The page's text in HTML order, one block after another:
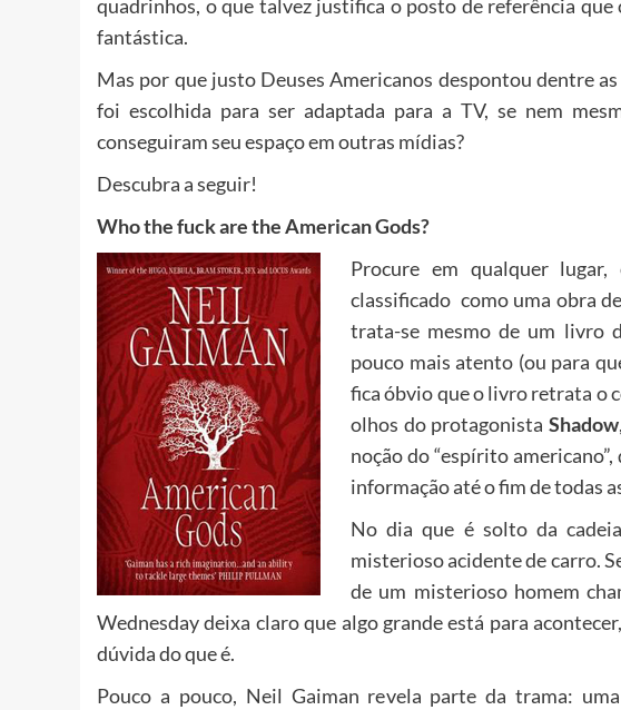
quadrinhos, o que talvez justifica o posto de referência
fantástica.
Mas por que justo Deuses Americanos despontou dentre
foi escolhida para ser adaptada para a TV, se nem
conseguiram seu espaço em outras mídias?
Descubra a seguir!
Who the fuck are the American Gods?
Procure em qualquer
classificado como uma obra
trata-se mesmo de um livro
pouco mais atento (ou para
fica óbvio que o livro retrata o
olhos do protagonistaShadow
noção do “espírito
informação até o fim de todas
No dia que é solto da
misterioso acidente de carro.
de um misterioso homem
Wednesday deixa claro que algo grande está para
dúvida do que é.
Pouco a pouco, Neil Gaiman revela parte da trama: